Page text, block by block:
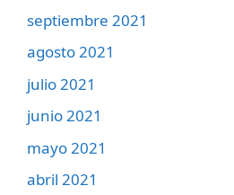
septiembre 2021
agosto 2021
julio 2021
junio 2021
mayo 2021
abril 2021